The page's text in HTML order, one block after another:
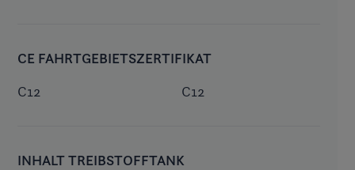
CE FAHRTGEBIETSZERTIFIKAT
C12 C12
INHALT TREIBSTOFFTANK